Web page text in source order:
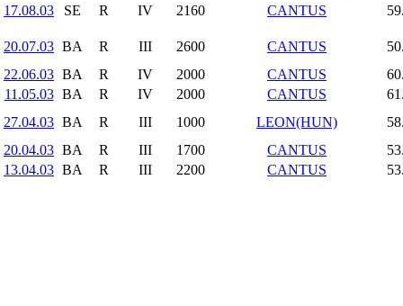
17.08.03
SE R IV 2160 CANTUS
20.07.03 BA R III 2600 CANTUS
22.06.03 BA R IV 2000 CANTUS
11.05.03 BA R IV 2000 CANTUS
27.04.03 BA R III 1000 LEON(HUN)
20.04.03 BA R III 1700 CANTUS
13.04.03 BA R III 2200 CANTUS